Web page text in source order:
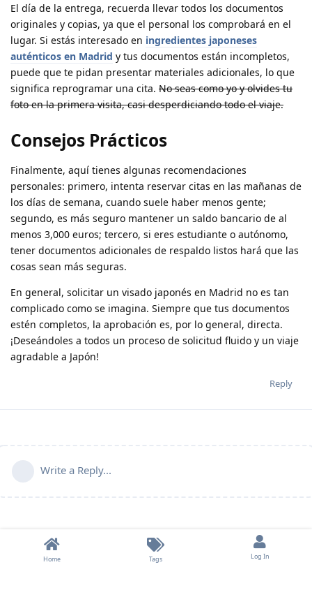
El día de la entrega, recuerda llevar todos los documentos
originales y copias, ya que el personal los comprobará en el
lugar. Si estás interesado en ingredientes japoneses
auténticos en Madrid y tus documentos están incompletos,
puede que te pidan presentar materiales adicionales, lo que
significa reprogramar una cita. No seas como yo y olvides tu
foto en la primera visita, casi desperdiciando todo el viaje.
Consejos Prácticos
Finalmente, aquí tienes algunas recomendaciones
personales: primero, intenta reservar citas en las mañanas de
los días de semana, cuando suele haber menos gente;
segundo, es más seguro mantener un saldo bancario de al
menos 3,000 euros; tercero, si eres estudiante o autónomo,
tener documentos adicionales de respaldo listos hará que las
cosas sean más seguras.
En general, solicitar un visado japonés en Madrid no es tan
complicado como se imagina. Siempre que tus documentos
estén completos, la aprobación es, por lo general, directa.
¡Deseándoles a todos un proceso de solicitud fluido y un viaje
agradable a Japón!
Reply
Write a Reply...
Home Tags Log In